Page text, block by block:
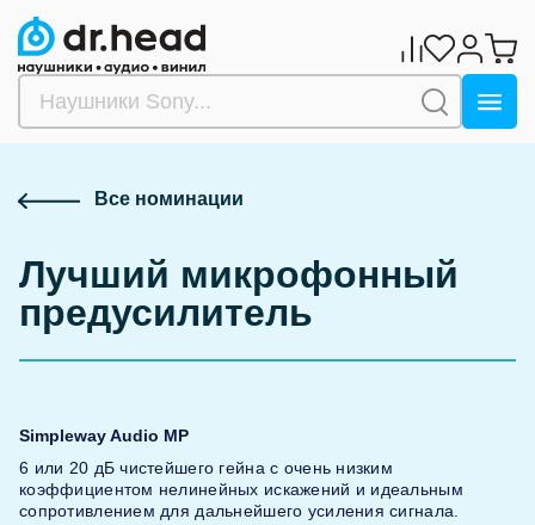
Обзор
Все номинации
Лучший микрофонный
предусилитель
Simpleway Audio MP
6 или 20 дБ чистейшего гейна с очень низким
коэффициентом нелинейных искажений и идеальным
сопротивлением для дальнейшего усиления сигнала.